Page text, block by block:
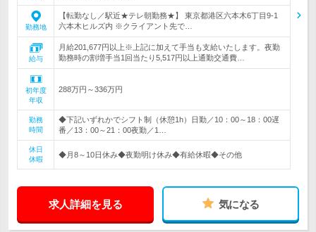
勤務地
【転勤なし／駅近★テレ朝勤務★】 東京都港区六本木6丁目9-1
六本木ヒルズ内 ※クライアント先で…
給与
月給201,677円以上※上記に加えて手当も支給いたします。夜勤
勤務時の割増手当1回当たり5,517円以上通勤交通費…
初年度
年収
288万円～336万円
勤務
時間
◆下記いずれかでシフト制（休憩1h）日勤／10：00～18：00遅
番／13：00～21：00夜勤／1…
休日
休暇
◆月8～10日休み◆夜勤明け休み◆有給休暇◆その他
求人詳細を見る 気になる